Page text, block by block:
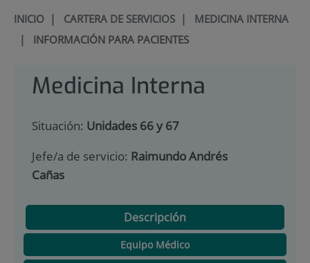
INICIO| CARTERA DE SERVICIOS| MEDICINA INTERNA
| INFORMACIÓN PARA PACIENTES
Medicina Interna
Situación: Unidades 66 y 67
Jefe/a de servicio: Raimundo Andrés
Cañas
Descripción
Equipo Médico